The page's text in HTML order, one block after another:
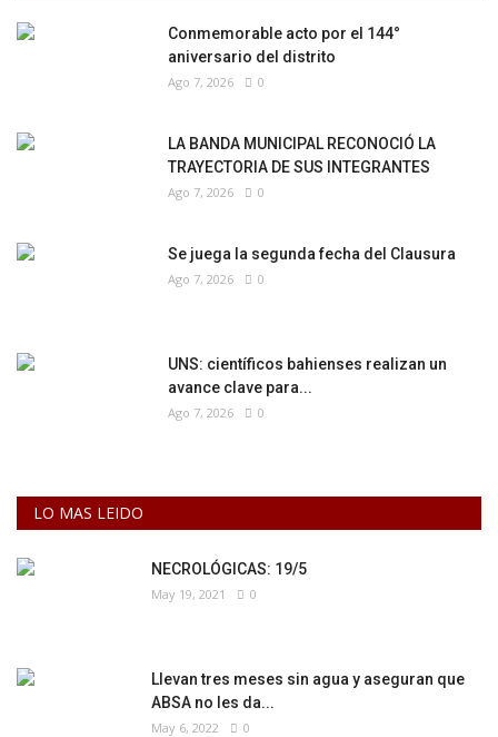
Conmemorable acto por el 144°
aniversario del distrito
Ago 7, 2026 0
LA BANDA MUNICIPAL RECONOCIÓ LA
TRAYECTORIA DE SUS INTEGRANTES
Ago 7, 2026 0
Se juega la segunda fecha del Clausura
Ago 7, 2026 0
UNS: científicos bahienses realizan un
avance clave para...
Ago 7, 2026 0
LO MAS LEIDO
NECROLÓGICAS: 19/5
May 19, 2021 0
Llevan tres meses sin agua y aseguran que
ABSA no les da...
May 6, 2022 0